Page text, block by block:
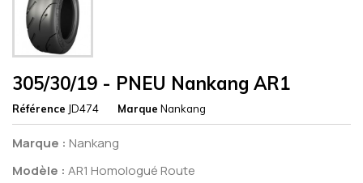
305/30/19 - PNEU Nankang AR1
Référence JD474 Marque Nankang
Marque : Nankang
Modèle : AR1 Homologué Route